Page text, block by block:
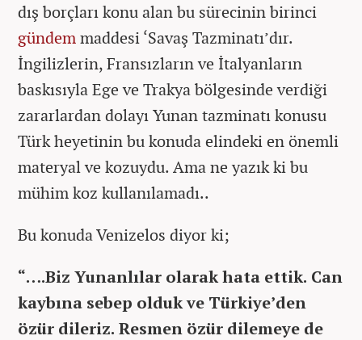
dış borçları konu alan bu sürecinin birinci
gündemmaddesi ‘Savaş Tazminatı’dır.
İngilizlerin, Fransızların ve İtalyanların
baskısıyla Ege ve Trakya bölgesinde verdiği
zararlardan dolayı Yunan tazminatı konusu
Türk heyetinin bu konuda elindeki en önemli
materyal ve kozuydu. Ama ne yazık ki bu
mühim koz kullanılamadı..
Bu konuda Venizelos diyor ki;
“….Biz Yunanlılar olarak hata ettik. Can
kaybına sebep olduk ve Türkiye’den
özür dileriz. Resmen özür dilemeye de